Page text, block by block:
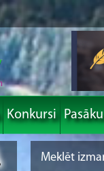
Konkursi